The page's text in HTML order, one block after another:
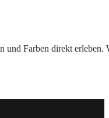
Farben direkt